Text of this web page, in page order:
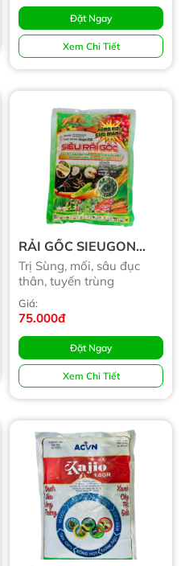
Đặt Ngay
Xem Chi Tiết
RẢI GỐC SIEUGON
85GR
Trị Sùng, mối, sâu đục
thân, tuyến trùng
Giá:
75.000đ
Đặt Ngay
Xem Chi Tiết